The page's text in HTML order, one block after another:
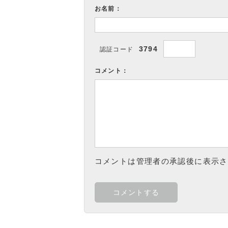
お名前：
認証コード 3794
コメント：
コメントは管理者の承認後に表示